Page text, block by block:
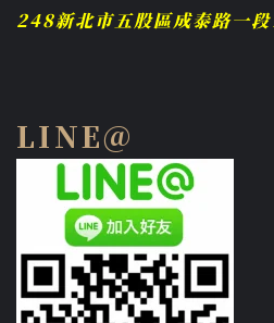
248新北市五股區成泰路一
LINE@